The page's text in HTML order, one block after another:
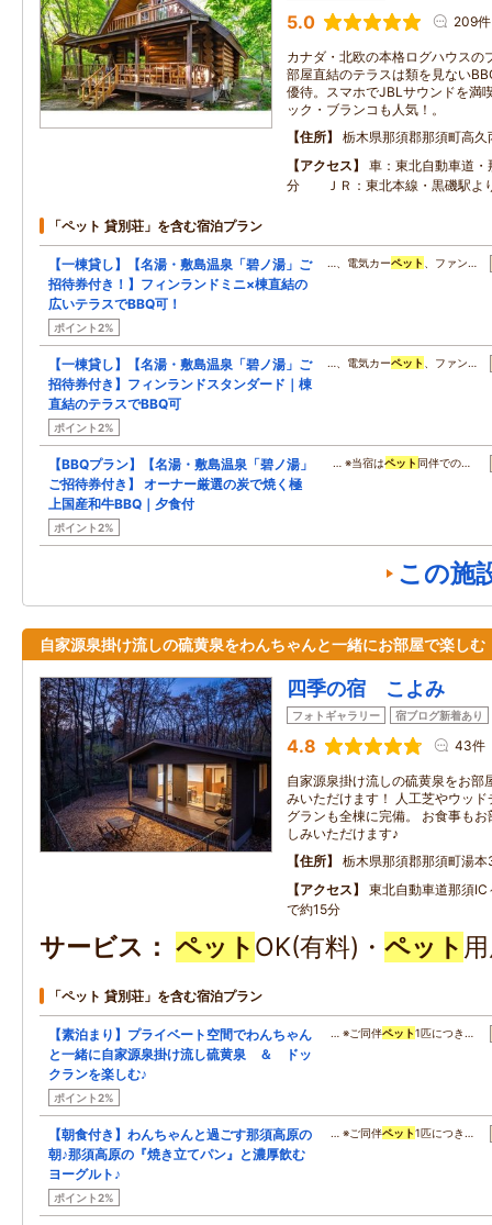
5.0 209件
カナダ・北欧の本格ログハウスの
部屋直結のテラスは類を見ない
優待。スマホでJBLサウンドを満
ック・ブランコも人気！。
住所
栃木県那須郡那須町高
アクセス
車：東北自動車道
分 ＪＲ：東北本線・黒磯駅よ
「ペット 貸別荘」を含む宿泊プラン
【一棟貸し】【名湯・敷島温泉「碧ノ湯」ご
招待券付き！】フィンランドミニ×棟直結の
広いテラスでBBQ可！
ポイント2%
…、電気カーペット 、ファン…
【一棟貸し】【名湯・敷島温泉「碧ノ湯」ご
招待券付き】フィンランドスタンダード｜棟
直結のテラスでBBQ可
ポイント2%
…、電気カーペット 、ファン…
【BBQプラン】【名湯・敷島温泉「碧ノ湯」
ご招待券付き】 オーナー厳選の炭で焼く極
上国産和牛BBQ｜夕食付
ポイント2%
… ※当宿はペット 同伴での…
この施
自家源泉掛け流しの硫黄泉をわんちゃんと一緒にお部屋で楽しむ
四季の宿 こよみ
フォトギャラリー 宿ブログ新着あり
4.8 43件
自家源泉掛け流しの硫黄泉をお部
みいただけます！ 人工芝やウッ
グランも全棟に完備。 お食事もお
しみいただけます♪
住所
栃木県那須郡那須町湯
アクセス
東北自動車道那須
で約15分
サービス ペット OK(有料)・ ペット
「ペット 貸別荘」を含む宿泊プラン
【素泊まり】プライベート空間でわんちゃん
と一緒に自家源泉掛け流し硫黄泉 ＆ ドッ
クランを楽しむ♪
ポイント2%
… ※ご同伴ペット1匹につき…
【朝食付き】わんちゃんと過ごす那須高原の
朝♪那須高原の『焼き立てパン』と濃厚飲む
ヨーグルト♪
ポイント2%
… ※ご同伴ペット1匹につき…